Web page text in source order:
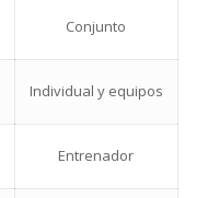
Conjunto
Individual y equipos
Entrenador